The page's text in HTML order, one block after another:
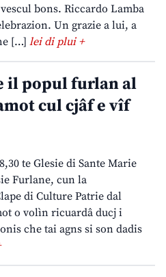
bons. Riccardo Lamba
Un grazie a lui, a
[…] lei di plui +
il popul furlan al
cul cjâf e vîf
te Glesie di Sante Marie
Furlane, cun la
di Culture Patrie dal
o volìn ricuardâ ducj i
che tai agns si son dadis